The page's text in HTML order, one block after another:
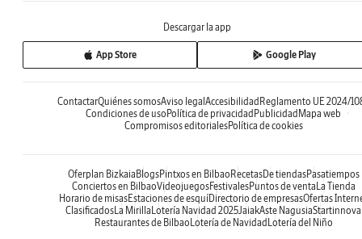
Descargar la app
App Store Google Play
ContactarQuiénes somosAviso legalAccesibilidadReglamento UE 2024/
Condiciones de usoPolítica de privacidadPublicidadMapa web
Compromisos editorialesPolítica de cookies
Oferplan BizkaiaBlogsPintxos en BilbaoRecetasDe tiendasPasatiempos
Conciertos en BilbaoVideojuegosFestivalesPuntos de ventaLa Tienda
Horario de misasEstaciones de esquíDirectorio de empresasOfertas
ClasificadosLa MirillaLotería Navidad 2025JaiakAste NagusiaStartinnova
Restaurantes de BilbaoLotería de NavidadLotería del Niño